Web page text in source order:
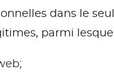
dans le
parmi